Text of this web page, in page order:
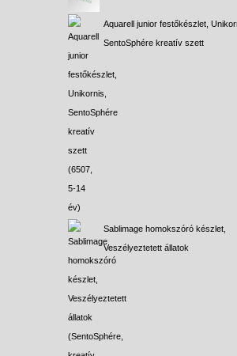
Aquarell junior festőkészlet,
SentoSphére kreatív szett
Sablimage homokszóró készlet,
Veszélyeztetett állatok